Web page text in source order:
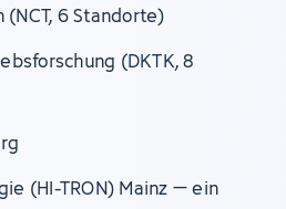
6 Standorte)
(DKTK, 8
(HI-TRON) Mainz – ein